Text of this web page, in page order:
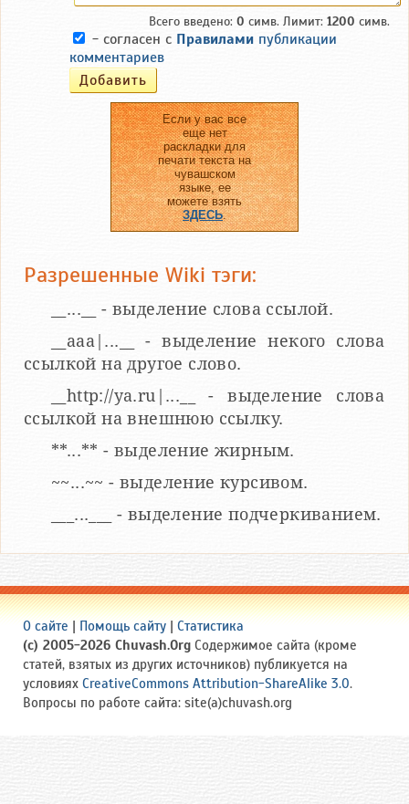
Всего введено: 0 симв. Лимит: 1200 симв.
- согласен с Правилами публикации
комментариев
Если у вас все
еще нет
раскладки для
печати текста на
чувашском
языке, ее
можете взять
ЗДЕСЬ.
Разрешенные Wiki тэги:
__...__ - выделение слова ссылой.
__aaa|...__ - выделение некого слова
ссылкой на другое слово.
__http://ya.ru|...__ - выделение слова
ссылкой на внешнюю ссылку.
**...** - выделение жирным.
~~...~~ - выделение курсивом.
___...___ - выделение подчеркиванием.
О сайте | Помощь сайту | Статистика
(c) 2005-2026 Chuvash.Org Содержимое сайта (кроме
статей, взятых из других источников) публикуется на
условиях CreativeCommons Attribution-ShareAlike 3.0.
Вопросы по работе сайта: site(a)chuvash.org